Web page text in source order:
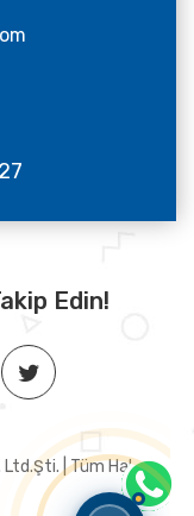
Edin!
| Tüm Hakları